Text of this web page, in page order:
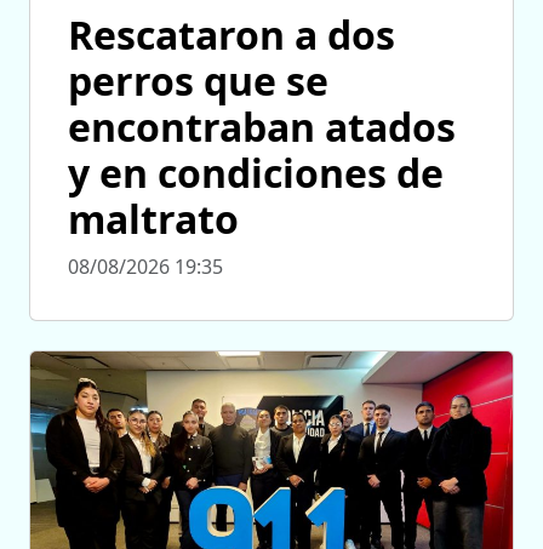
Rescataron a dos
perros que se
encontraban atados
y en condiciones de
maltrato
08/08/2026 19:35